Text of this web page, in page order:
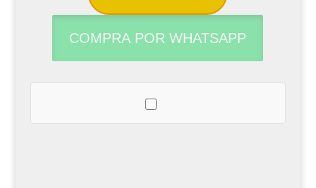
standard
cantidad
COMPRA POR WHATSAPP